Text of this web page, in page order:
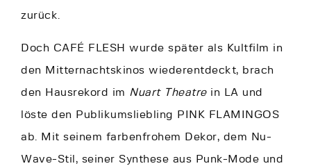
zurück.
Doch CAFÉ FLESH wurde später als Kultfilm in
den Mitternachtskinos wiederentdeckt, brach
den Hausrekord im Nuart Theatrein LA und
löste den Publikumsliebling PINK FLAMINGOS
ab. Mit seinem farbenfrohem Dekor, dem Nu-
Wave-Stil, seiner Synthese aus Punk-Mode und